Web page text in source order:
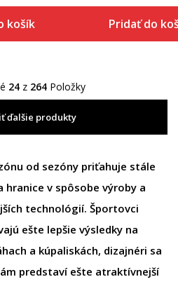
košíka Pridať do
24 z 264 Položky
ďalšie produkty
od sezóny priťahuje stále
v spôsobe výroby a
technológií. Športovci
ešte lepšie výsledky na
a kúpaliskách, dizajnéri sa
predstaví ešte atraktívnejší